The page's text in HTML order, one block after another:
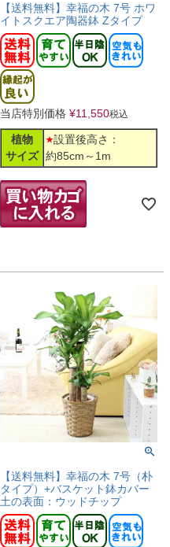
【送料無料】幸福の木 7号 ホワ
イトスクエア陶器鉢 Zタイプ
当店特別価格 ¥11,550税込
植物
サイズ
設置後高さ：
約85cm～1m
【送料無料】幸福の木 7号（朴
タイプ）+バスケット鉢カバー
土の表面：ウッドチップ